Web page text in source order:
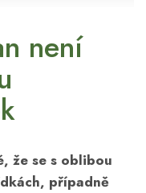
není
že se s oblibou
případně